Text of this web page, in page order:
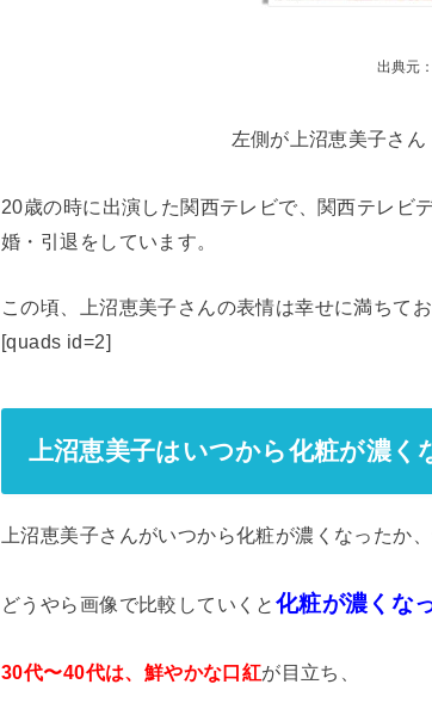
出典元：
左側が上沼恵美子さん
20歳の時に出演した関西テレビで、関西テレビ
婚・引退をしています。
この頃、上沼恵美子さんの表情は幸せに満ちて
[quads id=2]
上沼恵美子はいつから化粧が濃く
上沼恵美子さんがいつから化粧が濃くなったか
どうやら画像で比較していくと 化粧が濃くな
30代〜40代は、鮮やかな口紅が目立ち、